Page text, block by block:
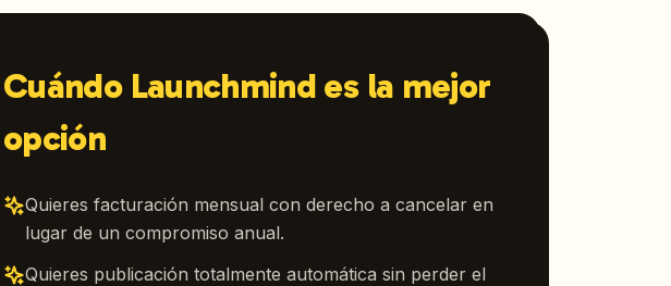
Cuándo Launchmind es la mejor
opción
Quieres facturación mensual con derecho a cancelar en
lugar de un compromiso anual.
Quieres publicación totalmente automática sin perder el